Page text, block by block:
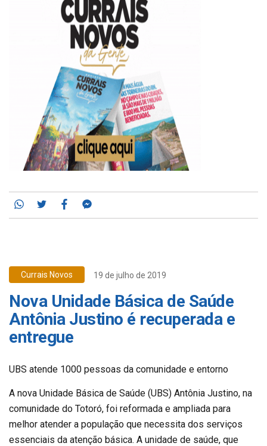
Whatsapp
TwitterFacebook
Currais Novos 19 de julho de 2019
Nova Unidade Básica de Saúde
Antônia Justino é recuperada e
entregue
UBS atende 1000 pessoas da comunidade e entorno
A nova Unidade Básica de Saúde (UBS) Antônia Justino, na
comunidade do Totoró, foi reformada e ampliada para
melhor atender a população que necessita dos serviços
essenciais da atenção básica. A unidade de saúde, que